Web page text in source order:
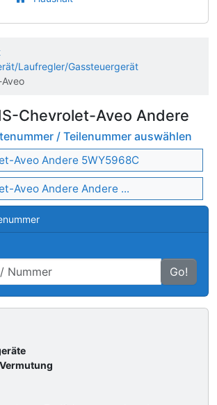
Laufregler/Gassteuergerät
Chevrolet-Aveo Andere
/ Teilenummer auswählen
Aveo Andere 5WY5968C
Aveo Andere Andere ...
Go!